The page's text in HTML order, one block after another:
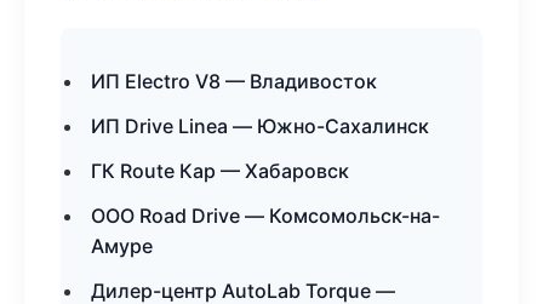
ИП Electro V8 — Владивосток
ИП Drive Linea — Южно-Сахалинск
ГК Route Кар — Хабаровск
ООО Road Drive — Комсомольск-на-
Амуре
Дилер-центр AutoLab Torque —